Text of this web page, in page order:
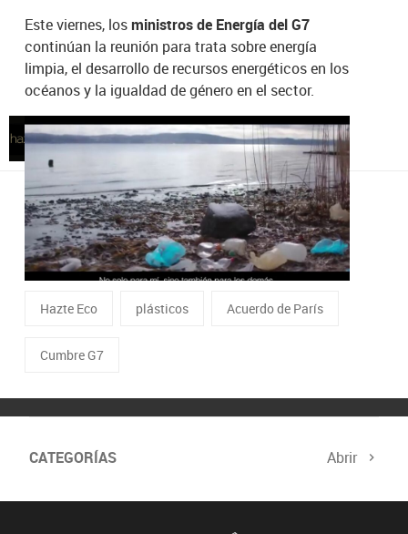
Este viernes, losministros de Energía del G7
continúan la reunión para trata sobre energía
limpia, el desarrollo de recursos energéticos en los
océanos y la igualdad de género en el sector.
Hazte Eco | Madrid | 21/09/2018
TAGS RELACIONADOS
Compromiso Atresmedia plastico
Hazte Eco plásticos Acuerdo de París
Cumbre G7
CATEGORÍAS Abrir
Biodiversidad Cambio Climático